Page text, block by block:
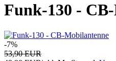
Funk-130 -
-7%
53,90 EUR